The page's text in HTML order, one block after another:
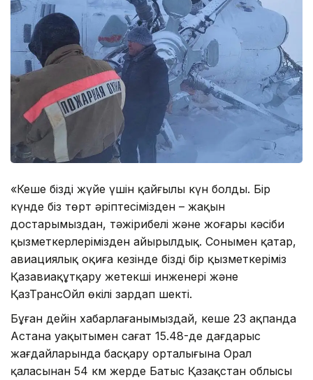
«Кеше біздің жүйе үшін қайғылы күн болды. Бір
күнде біз төрт әріптесімізден – жақын
достарымыздан, тәжірибелі және жоғары кәсіби
қызметкерлерімізден айырылдық. Сонымен қатар,
авиациялық оқиға кезінде біздің бір қызметкеріміз
Қазавиақұтқару жетекші инженері және
ҚазТрансОйл өкілі зардап шекті.
Бұған дейін хабарлағанымыздай, кеше 23 ақпанда
Астана уақытымен сағат 15.48-де дағдарыс
жағдайларында басқару орталығына Орал
қаласынан 54 км жерде Батыс Қазақстан облысы